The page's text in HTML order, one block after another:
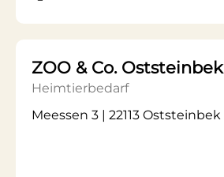
ZOO & Co. Oststeinbek
Heimtierbedarf
Meessen 3 | 22113 Oststeinbek